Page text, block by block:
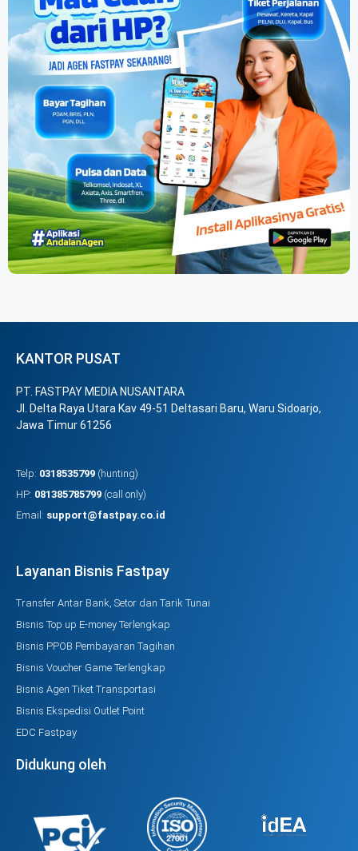
KANTOR PUSAT
PT. FASTPAY MEDIA NUSANTARA
Jl. Delta Raya Utara Kav 49-51 Deltasari Baru, Waru Sidoarjo,
Jawa Timur 61256
Telp: 0318535799 (hunting)
HP: 081385785799 (call only)
Email: support@fastpay.co.id
Layanan Bisnis Fastpay
Transfer Antar Bank, Setor dan Tarik Tunai
Bisnis Top up E-money Terlengkap
Bisnis PPOB Pembayaran Tagihan
Bisnis Voucher Game Terlengkap
Bisnis Agen Tiket Transportasi
Bisnis Ekspedisi Outlet Point
EDC Fastpay
Didukung oleh